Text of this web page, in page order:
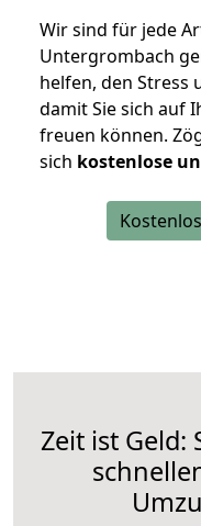
Wir sind für jede
Untergrombach
helfen, den Stress
damit Sie sich auf
freuen können.
sich kostenlose
Zeit ist Geld: